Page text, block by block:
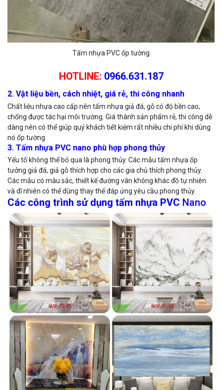
Tấm nhựa PVC ốp tường
HOTLINE: 0966.631.187
2. Vật liệu bền, cách nhiệt, giá rẻ, thi công nhanh
Chất liệu nhựa cao cấp nên tấm nhựa giả đá, gỗ có độ bền cao,
chống được tác hại môi trường. Giá thành sản phẩm rẻ, thi công dễ
dàng nên có thể giúp quý khách tiết kiệm rất nhiều chi phí khi dùng
nó ốp tường.
3. Tấm nhựa PVC nano phù hợp phong thủy
Yếu tố không thể bỏ qua là phong thủy. Các mẫu tấm nhựa ốp
tưởng giả đá, giả gỗ thích hợp cho các gia chủ thích phong thủy.
Các mẫu có màu sắc, thiết kế đường vân không khác đồ tự nhiên
và dĩ nhiên có thể dùng thay thế đáp ứng yêu cầu phong thủy.
Các công trình sử dụng tấm nhựa PVC Nano